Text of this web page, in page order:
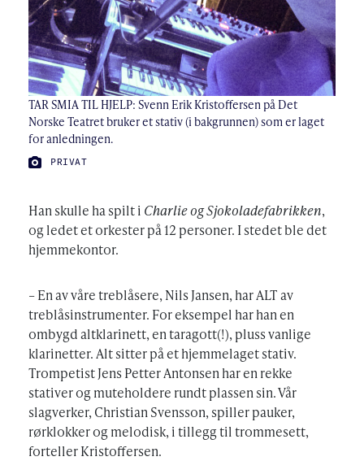
TAR SMIA TIL HJELP: Svenn Erik Kristoffersen på Det
Norske Teatret bruker et stativ (i bakgrunnen) som er laget
for anledningen.
FOTO:
PRIVAT
Han skulle ha spilt i Charlie og Sjokoladefabrikken,
og ledet et orkester på 12 personer. I stedet ble det
hjemmekontor.
– En av våre treblåsere, Nils Jansen, har ALT av
treblåsinstrumenter. For eksempel har han en
ombygd altklarinett, en taragott(!), pluss vanlige
klarinetter. Alt sitter på et hjemmelaget stativ.
Trompetist Jens Petter Antonsen har en rekke
stativer og muteholdere rundt plassen sin. Vår
slagverker, Christian Svensson, spiller pauker,
rørklokker og melodisk, i tillegg til trommesett,
forteller Kristoffersen.